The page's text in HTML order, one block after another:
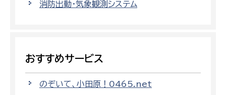
消防出動・気象観測システム
おすすめサービス
のぞいて、小田原！0465.net